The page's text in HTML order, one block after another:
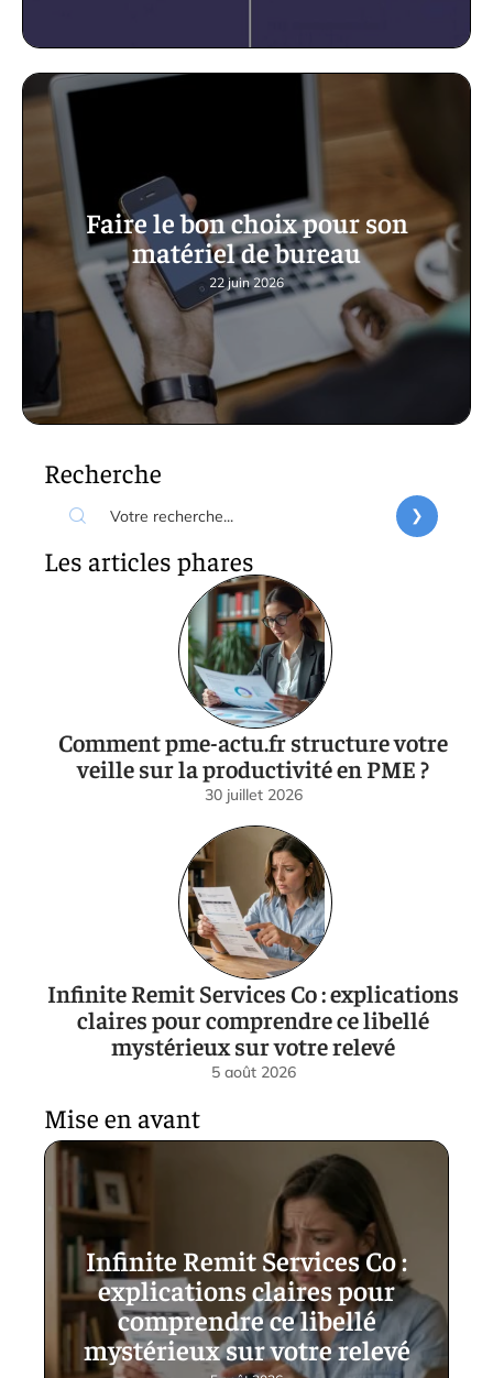
Faire le bon choix pour son
matériel de bureau
22 juin 2026
Recherche
Les articles phares
Comment pme-actu.fr structure votre
veille sur la productivité en PME ?
30 juillet 2026
Infinite Remit Services Co : explications
claires pour comprendre ce libellé
mystérieux sur votre relevé
5 août 2026
Mise en avant
Infinite Remit Services Co :
explications claires pour
comprendre ce libellé
mystérieux sur votre relevé